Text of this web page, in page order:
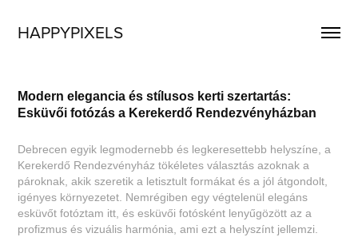
HAPPYPIXELS
Modern elegancia és stílusos kerti szertartás:
Esküvői fotózás a Kerekerdő Rendezvényházban
Debrecen egyik legmodernebb és legkeresettebb helyszíne, a
Kerekerdő Rendezvényház tökéletes választás azoknak a
pároknak, akik szeretik a letisztult formákat és a jól átgondolt,
igényes környezetet. Nemrégiben egy végtelenül elegáns
esküvőt fotóztam itt, és esküvői fotósként lenyűgözött az a
profizmus és vizuális harmónia, ami ezt a helyszínt jellemzi.